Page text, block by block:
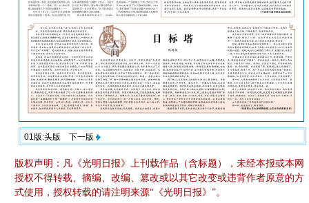
01版:头版 下一版
版权声明：凡《光明日报》上刊载作品（含标题），未经本报或本网
授权不得转载、摘编、改编、篡改或以其它改变或违背作者原意的方
式使用，授权转载的请注明来源“《光明日报》”。